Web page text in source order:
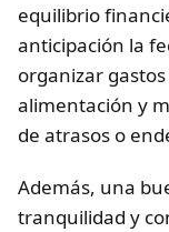
equilibrio
anticipación la
organizar
alimentación y
de atrasos o
Además, una
tranquilidad y